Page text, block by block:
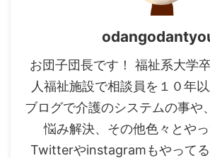
お団子団長です！ 福祉系大学
人福祉施設で相談員を１０年以
ブログで介護のシステムの事や
悩み解決、その他色々とやっ
Twitterやinstagramもやって